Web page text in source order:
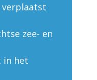
verplaatst
zee- en
in het